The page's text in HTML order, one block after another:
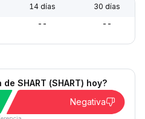
14 días 30 días
-- --
SHART (SHART) hoy?
Negativa